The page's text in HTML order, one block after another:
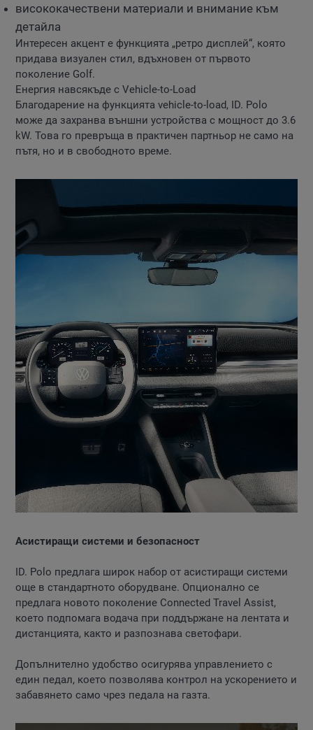
висококачествени материали и внимание към
детайла
Интересен акцент е функцията „ретро дисплей“, която
придава визуален стил, вдъхновен от първото
поколение Golf.
Енергия навсякъде с Vehicle-to-Load
Благодарение на функцията vehicle-to-load, ID. Polo
може да захранва външни устройства с мощност до 3.6
kW. Това го превръща в практичен партньор не само на
пътя, но и в свободното време.
Асистиращи системи и безопасност
ID. Polo предлага широк набор от асистиращи системи
още в стандартното оборудване. Опционално се
предлага новото поколение Connected Travel Assist,
което подпомага водача при поддържане на лентата и
дистанцията, както и разпознава светофари.
Допълнително удобство осигурява управлението с
един педал, което позволява контрол на ускорението и
забавянето само чрез педала на газта.